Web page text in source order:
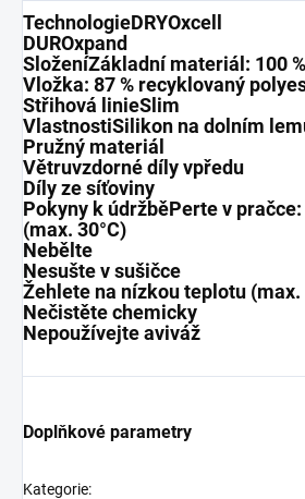
TechnologieDRYOxcell
DUROxpand
SloženíZákladní materiál: 100
Vložka: 87 % recyklovaný
Střihová linieSlim
VlastnostiSilikon na dolním
Pružný materiál
Větruvzdorné díly vpředu
Díly ze síťoviny
Pokyny k údržběPerte v
(max. 30°C)
Nebělte
Nesušte v sušičce
Žehlete na nízkou teplotu (max.
Nečistěte chemicky
Nepoužívejte aviváž
Doplňkové parametry
Kategorie: